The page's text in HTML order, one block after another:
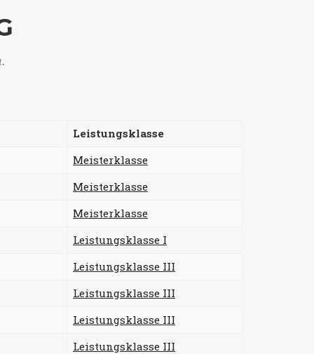
Leistungsklasse
Meisterklasse
Meisterklasse
Meisterklasse
Leistungsklasse I
Leistungsklasse III
Leistungsklasse III
Leistungsklasse III
Leistungsklasse III